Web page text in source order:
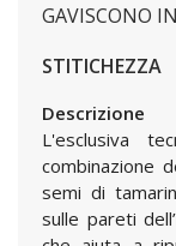
GAVISCONO
STITICHEZZA
Descrizione
L'esclusiva
combinazione
semi di
sulle pareti